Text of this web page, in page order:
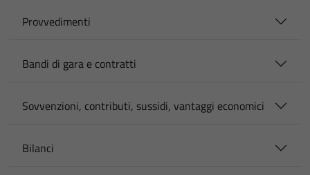
Provvedimenti
Bandi di gara e contratti
Sovvenzioni, contributi, sussidi, vantaggi economici
Bilanci